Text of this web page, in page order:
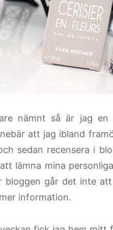
nämnt så är jag en
att jag ibland
sedan recensera i
lämna mina
går det inte att
information.